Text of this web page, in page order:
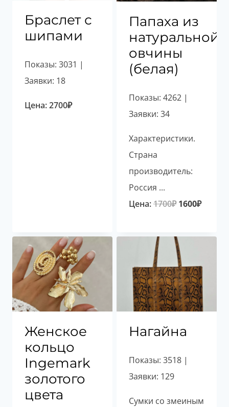
Браслет с
шипами
Показы: 3031 |
Заявки: 18
Цена:2700₽
Папаха из
натуральной
овчины
(белая)
Показы: 4262 |
Заявки: 34
Характеристики.
Страна
производитель:
Россия ...
Цена:1700₽
составляла
1700₽.
1600₽
1600₽.
Женское
кольцо
Ingemark
золотого
цвета
Нагайна
Показы: 3518 |
Заявки: 129
Сумки со змеиным